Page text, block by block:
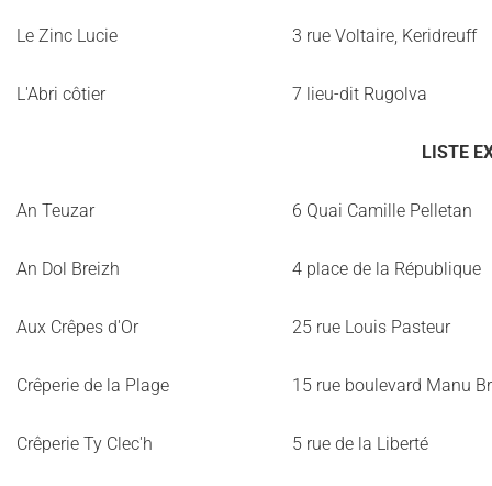
Le Zinc Lucie 3 rue Voltaire, Keridreuff
L'Abri côtier 7 lieu-dit Rugolva
LISTE
An Teuzar 6 Quai Camille Pelletan
An Dol Breizh 4 place de la République
Aux Crêpes d'Or 25 rue Louis Pasteur
Crêperie de la Plage 15 rue boulevard Manu
Crêperie Ty Clec'h 5 rue de la Liberté